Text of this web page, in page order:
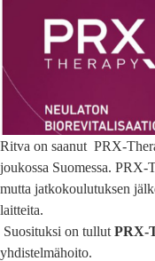
Ritva on saanut PRX-
joukossa Suomessa. PRX-
mutta jatkokoulutuksen
laitteita.
Suosituksi on tullut PRX-
yhdistelmähoito.